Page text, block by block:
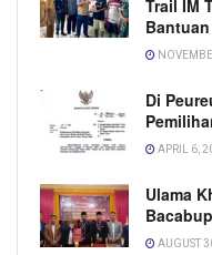
Trail IM
Di
APRIL 6,
Ulama
AUGUST